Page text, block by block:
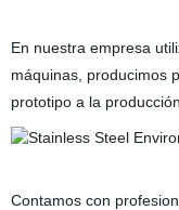
En nuestra empresa
máquinas, producimos
prototipo a la
Contamos con